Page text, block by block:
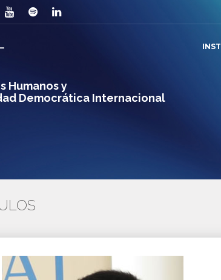
Humanos y
Democrática Internacional